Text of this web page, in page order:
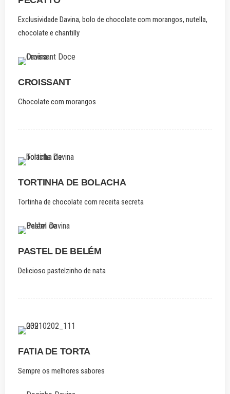
Exclusividade Davina, bolo de chocolate com morangos, nutella,
chocolate e chantilly
CROISSANT
Chocolate com morangos
TORTINHA DE BOLACHA
Tortinha de chocolate com receita secreta
PASTEL DE BELÉM
Delicioso pastelzinho de nata
FATIA DE TORTA
Sempre os melhores sabores